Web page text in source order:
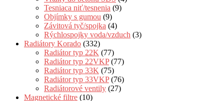
Tesniaca niť/tesnenia (9)
Objímky s gumou (9)
Závitová tyč/spojka (4)
Rýchlospojky voda/vzduch (3)
Radiátory Korado (332)
Radiátor typ 22K (77)
Radiátor typ 22VKP (77)
Radiátor typ 33K (75)
Radiátor typ 33VKP (76)
Radiátorové ventily (27)
Magnetické filtre (10)